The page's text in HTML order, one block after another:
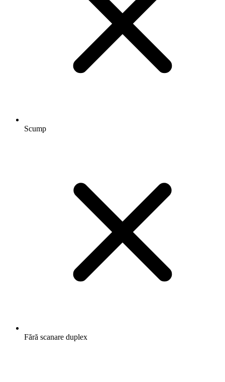
Scump
Fără scanare duplex